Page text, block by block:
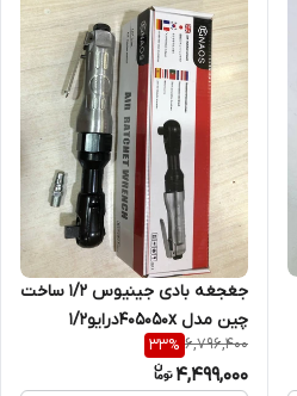
جغجغه بادی جینیوس ۱/۲ ساخت
چین مدل 405050xدرایو۱/۲
6,796,400
33%
4,499,000